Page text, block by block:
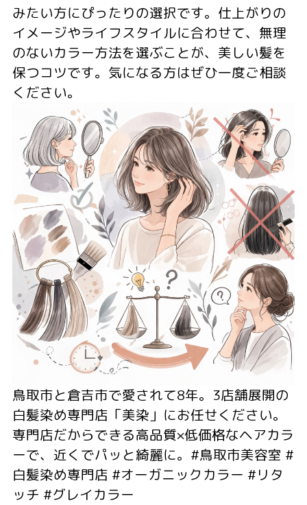
みたい方にぴったりの選択です。仕上がりの
イメージやライフスタイルに合わせて、無理
のないカラー方法を選ぶことが、美しい髪を
保つコツです。気になる方はぜひ一度ご相談
ください。
鳥取市と倉吉市で愛されて8年。3店舗展開の
白髪染め専門店「美染」にお任せください。
専門店だからできる高品質×低価格なヘアカラ
ーで、近くでパッと綺麗に。#鳥取市美容室 #
白髪染め専門店 #オーガニックカラー #リタ
ッチ #グレイカラー